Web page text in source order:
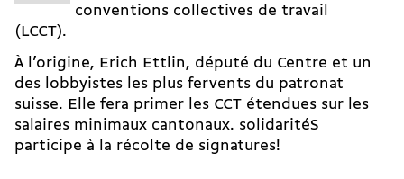
conventions collectives de travail
(LCCT).
À l’origine, Erich Ettlin, député du Centre et un
des lobbyistes les plus fervents du patronat
suisse. Elle fera primer les CCT étendues sur les
salaires minimaux cantonaux. solidaritéS
participe à la récolte de signatures!